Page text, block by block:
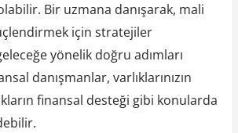
Bir uzmana danışarak, mali
için stratejiler
yönelik doğru adımları
danışmanlar, varlıklarınızın
finansal desteği gibi konularda